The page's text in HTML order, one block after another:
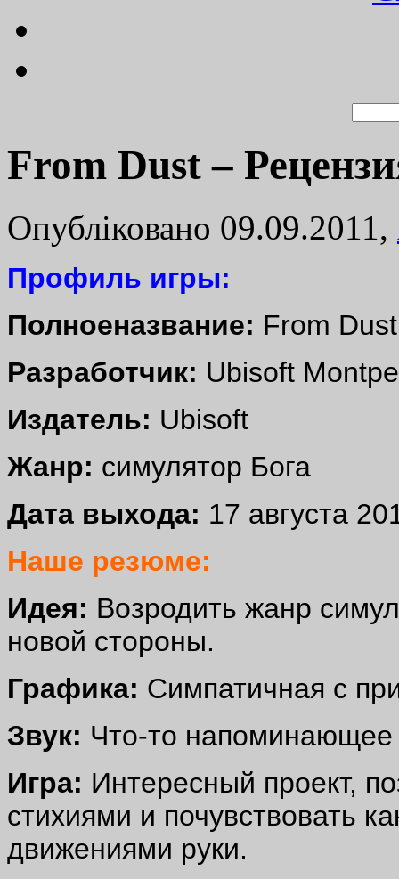
From Dust –
Опубліковано 09.09.2011,
Профиль игры:
Полноеназвание: From Dust
Разработчик: Ubisoft
Издатель: Ubisoft
Жанр: симулятор Бога
Дата выхода: 17 августа
Наше резюме:
Идея: Возродить жанр
новой стороны.
Графика: Симпатичная с
Звук: Что-то напоминающее
Игра: Интересный проект,
стихиями и почувствовать
движениями руки.